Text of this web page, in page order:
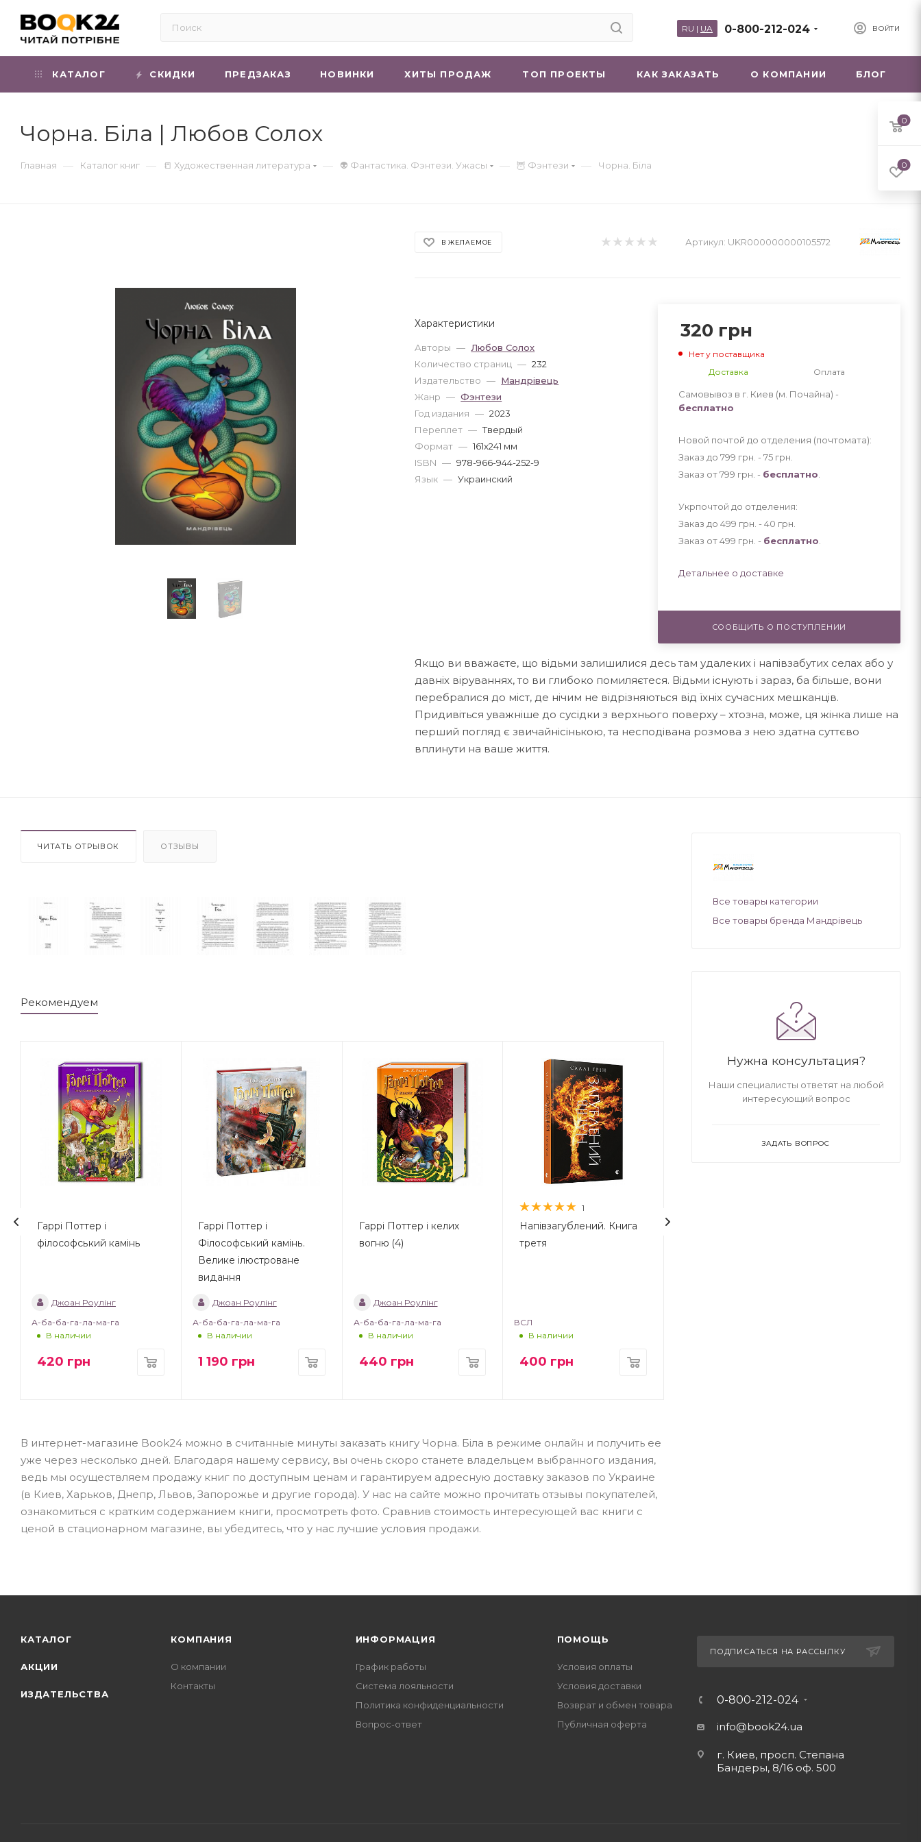
ВОЙТИ
0-800-212-024
RU | UA
КАТАЛОГ СКИДКИ ПРЕДЗАКАЗ НОВИНКИ ХИТЫ ПРОДАЖ ТОП ПРОЕКТЫ КАК ЗАКАЗАТЬ О КОМПАНИИ БЛОГ
Чорна. Біла | Любов Солох
Главная — Каталог книг — 📒 Художественная литература — 👽 Фантастика. Фэнтези. Ужасы — 🦉 Фэнтези — Чорна. Біла
В ЖЕЛАЕМОЕ Артикул: UKR000000000105572
Характеристики
Авторы — Любов Солох
Количество страниц — 232
Издательство — Мандрівець
Жанр — Фэнтези
Год издания — 2023
Переплет — Твердый
Формат — 161x241 мм
ISBN — 978-966-944-252-9
Язык — Украинский
320 грн
Нет у поставщика
Доставка
Оплата
Самовывоз в г. Киев (м. Почайна) -
бесплатно
Новой почтой до отделения (почтомата):
Заказ до 799 грн. - 75 грн
Заказ от 799 грн. - бесплатно
Укрпочтой до отделения:
Заказ до 499 грн. - 40 грн
Заказ от 499 грн. - бесплатно
Детальнее о доставке
СООБЩИТЬ О ПОСТУПЛЕНИИ
Якщо ви вважаєте, що відьми залишилися десь там удалеких і напівзабутих селах або у
давніх віруваннях, то ви глибоко помиляєтеся. Відьми існують і зараз, ба більше, вони
перебралися до міст, де нічим не відрізняються від їхніх сучасних мешканців.
Придивіться уважніше до сусідки з верхнього поверху – хтозна, може, ця жінка лише на
перший погляд є звичайнісінькою, та несподівана розмова з нею здатна суттєво
вплинути на ваше життя.
ЧИТАТЬ ОТРЫВОК ОТЗЫВЫ
Рекомендуем
Гаррі Поттер і
філософський камінь
Джоан Роулінг
А-ба-ба-га-ла-ма-га
В наличии
420 грн
Гаррі Поттер і
Філософський камінь.
Велике ілюстроване
видання
Джоан Роулінг
А-ба-ба-га-ла-ма-га
В наличии
1 190 грн
Гаррі Поттер і келих
вогню (4)
Джоан Роулінг
А-ба-ба-га-ла-ма-га
В наличии
440 грн
1
Напівзагублений. Книга
третя
ВСЛ
В наличии
400 грн
В интернет-магазине Book24 можно в считанные минуты заказать книгу Чорна. Біла в режиме онлайн и получить ее
уже через несколько дней. Благодаря нашему сервису, вы очень скоро станете владельцем выбранного издания,
ведь мы осуществляем продажу книг по доступным ценам и гарантируем адресную доставку заказов по Украине
(в Киев, Харьков, Днепр, Львов, Запорожье и другие города). У нас на сайте можно прочитать отзывы покупателей,
ознакомиться с кратким содержанием книги, просмотреть фото. Сравнив стоимость интересующей вас книги с
ценой в стационарном магазине, вы убедитесь, что у нас лучшие условия продажи.
Все товары категории
Все товары бренда Мандрівець
Нужна консультация?
Наши специалисты ответят на любой
интересующий вопрос
ЗАДАТЬ ВОПРОС
КАТАЛОГ
АКЦИИ
ИЗДАТЕЛЬСТВА
КОМПАНИЯ
О компании
Контакты
ИНФОРМАЦИЯ
График работы
Система лояльности
Политика конфиденциальности
Вопрос-ответ
ПОМОЩЬ
Условия оплаты
Условия доставки
Возврат и обмен товара
Публичная оферта
ПОДПИСАТЬСЯ НА РАССЫЛКУ
0-800-212-024
info@book24.ua
г. Киев, просп. Степана
Бандеры, 8/16 оф. 500
0
0